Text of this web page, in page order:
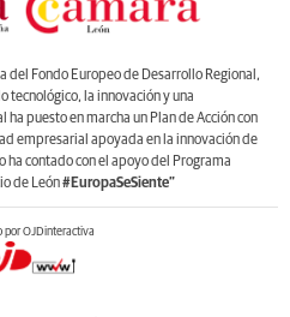
del Fondo Europeo de Desarrollo Regional,
tecnológico, la innovación y una
puesto en marcha un Plan de Acción con
empresarial apoyada en la innovación de
ha contado con el apoyo del Programa
de León#EuropaSeSiente”
por OJDinteractiva